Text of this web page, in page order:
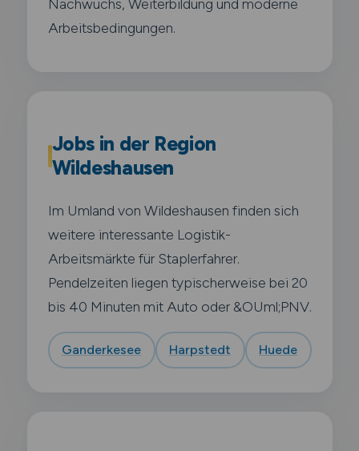
Arbeitsbedingungen.
Jobs in der Region
Wildeshausen
Im Umland von Wildeshausen finden sich
weitere interessante Logistik-
Arbeitsmärkte für Staplerfahrer.
Pendelzeiten liegen typischerweise bei 20
bis 40 Minuten mit Auto oder &OUml;PNV.
Ganderkesee Harpstedt Huede